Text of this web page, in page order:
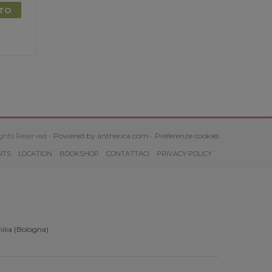
Reserved - Powered by antherica.com - Preferenze cookies
LOCATION BOOKSHOP CONTATTACI PRIVACY POLICY
(Bologna)